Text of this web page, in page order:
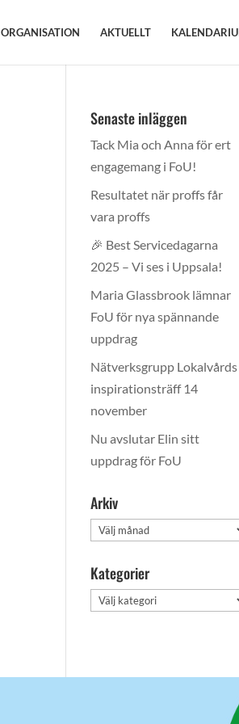
ORGANISATION AKTUELLT
Senaste inläggen
Tack Mia och Anna för ert
engagemang i FoU!
Resultatet när proffs får
vara proffs
🎉 Best Servicedagarna
2025 – Vi ses i Uppsala!
Maria Glassbrook lämnar
FoU för nya spännande
uppdrag
Nätverksgrupp Lokalvårds
inspirationsträff 14
november
Nu avslutar Elin sitt
uppdrag för FoU
Arkiv
Arkiv
Kategorier
Kategorier